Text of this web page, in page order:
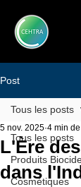
Post
Tous les posts
Produits
Cosmétiques
Tous les posts
L'Ère
dans
5 nov. 2025 4 min